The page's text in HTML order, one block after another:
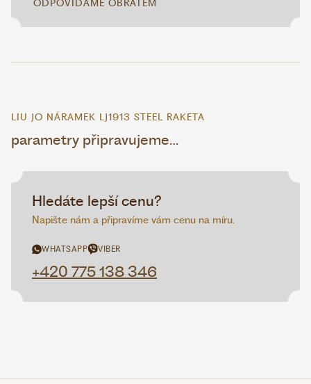
ODPOVÍDÁME OBRATEM
LIU JO NÁRAMEK LJ1913 STEEL RAKETA
parametry připravujeme…
Hledáte lepší cenu?
Napište nám a připravíme vám cenu na míru.
WHATSAPP VIBER
+420 775 138 346